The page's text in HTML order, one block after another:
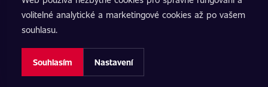
nezpůsobilosti vozidla k provozu na pozemních komunikacích.
Přesné informace poskytuje vždy konkrétní provozovatel
pobočky.
Nastavení cookies
volitelné analytické a marketingové cookies až po vašem
souhlasu.
Souhlasím Nastavení